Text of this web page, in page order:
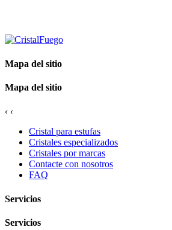
Mapa del sitio
Mapa del sitio
‹ ‹
Cristal para estufas
Cristales especializados
Cristales por marcas
Contacte con nosotros
FAQ
Servicios
Servicios